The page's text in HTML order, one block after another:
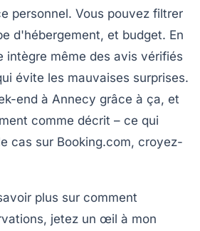
personnel. Vous pouvez filtrer
d'hébergement, et budget. En
intègre même des avis vérifiés
évite les mauvaises surprises.
end à Annecy grâce à ça, et
comme décrit – ce qui
cas sur Booking.com, croyez-
plus sur comment
jetez un œil à mon